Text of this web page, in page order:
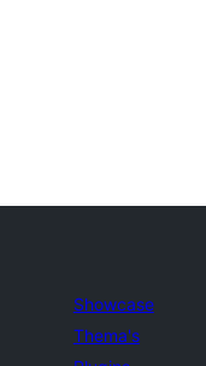
Showcase
Thema's